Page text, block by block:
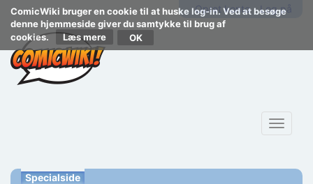
ComicWiki bruger en cookie til at huske log-in. Ved at besøge
denne hjemmeside giver du samtykke til brug af
cookies.
Læs mere
Opret konto Log på
Toggle
Specialside